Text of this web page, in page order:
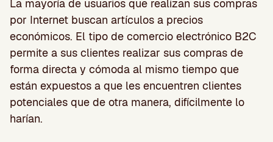
La mayoría de usuarios que realizan sus compras
por Internet buscan artículos a precios
económicos. El tipo de comercio electrónico B2C
permite a sus clientes realizar sus compras de
forma directa y cómoda al mismo tiempo que
están expuestos a que les encuentren clientes
potenciales que de otra manera, difícilmente lo
harían.